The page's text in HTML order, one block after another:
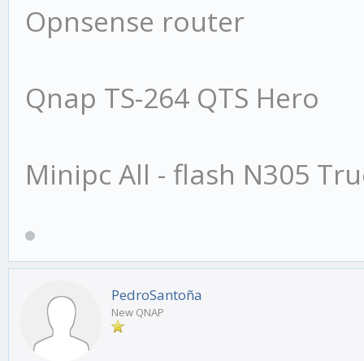
Opnsense router
Qnap TS-264 QTS Hero
Minipc All - flash N305
PedroSantoña
New QNAP